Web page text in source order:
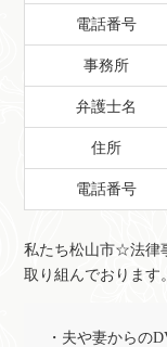
電話番号
事務所
弁護士名
住所
電話番号
私たち松山市☆法律
取り組んでおります。
・夫や妻からの